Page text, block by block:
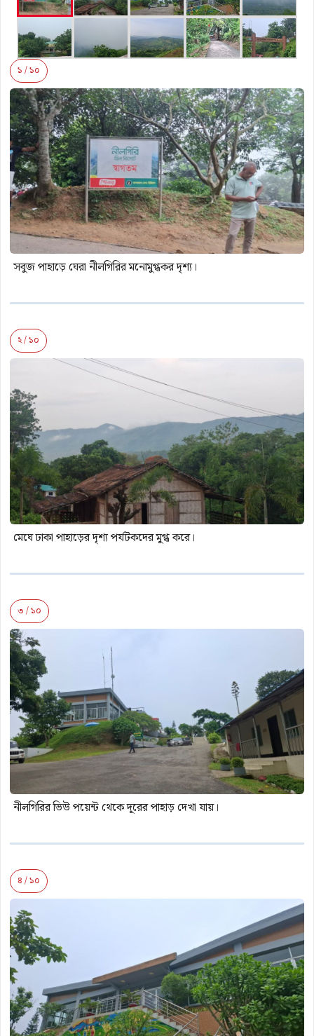
১ / ১০
সবুজ পাহাড়ে ঘেরা নীলগিরির মনোমুগ্ধকর দৃশ্য।
২ / ১০
মেঘে ঢাকা পাহাড়ের দৃশ্য পর্যটকদের মুগ্ধ করে।
৩ / ১০
নীলগিরির ভিউ পয়েন্ট থেকে দূরের পাহাড় দেখা যায়।
৪ / ১০